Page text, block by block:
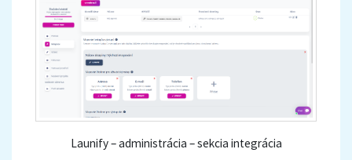
Launify – administrácia – sekcia integrácia